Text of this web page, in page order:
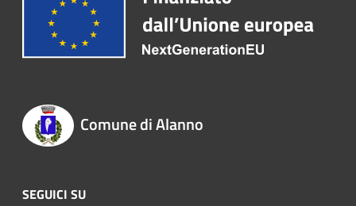
Comune di Alanno
SEGUICI SU